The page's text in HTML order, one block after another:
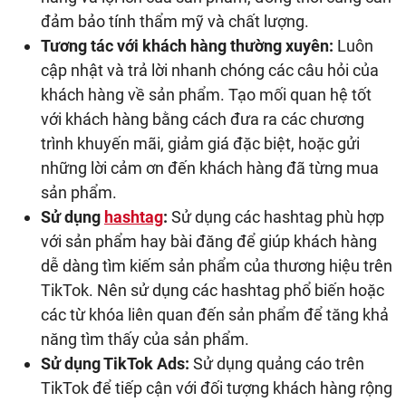
đảm bảo tính thẩm mỹ và chất lượng.
Tương tác với khách hàng thường xuyên: Luôn
cập nhật và trả lời nhanh chóng các câu hỏi của
khách hàng về sản phẩm. Tạo mối quan hệ tốt
với khách hàng bằng cách đưa ra các chương
trình khuyến mãi, giảm giá đặc biệt, hoặc gửi
những lời cảm ơn đến khách hàng đã từng mua
sản phẩm.
Sử dụng hashtag: Sử dụng các hashtag phù hợp
với sản phẩm hay bài đăng để giúp khách hàng
dễ dàng tìm kiếm sản phẩm của thương hiệu trên
TikTok. Nên sử dụng các hashtag phổ biến hoặc
các từ khóa liên quan đến sản phẩm để tăng khả
năng tìm thấy của sản phẩm.
Sử dụng TikTok Ads: Sử dụng quảng cáo trên
TikTok để tiếp cận với đối tượng khách hàng rộng